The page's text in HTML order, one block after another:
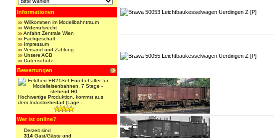
Informationen
Willkommen im Modellbahntraum
Widerrufsrecht
Anfahrt Zentrale Wien
Fachgeschäft
Impressum
Versand und Zahlung
Unsere AGB
Datenschutz
Bewertungen
Hochwertige Produktion, kommst aus
dem Industriebedarf (Lage ..
Wer ist online?
Derzeit sind
314 Gast/Gäste und